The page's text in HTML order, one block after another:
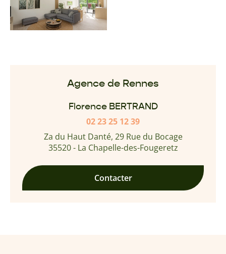
Agence de Rennes
Florence BERTRAND
02 23 25 12 39
Za du Haut Danté, 29 Rue du Bocage
35520 - La Chapelle-des-Fougeretz
Contacter